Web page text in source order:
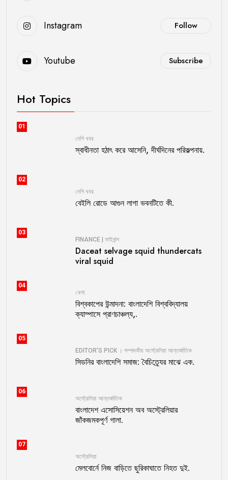
Instagram Follow
Youtube Subscribe
Hot Topics
01
দেশি খবর
স্বাধীনতা হঠাৎ করে আসেনি, দীর্ঘদিনের পরিকল্পনায়.
02
দেশি খবর
বেইলি রোডে আগুন লাগা ভবনটিতে কী.
03
FINANCE | ফাইনান্স
Daceat selvage squid thundercats
viral squid
04
খেলা
বিশ্বকাপের উন্মাদনা: বাংলাদেশি বিশ্ববিদ্যালয়
ক্যাম্পাসে প্রাণচাঞ্চল্য,.
05
EDITOR'S PICK । সম্পাদকীয় অস্ট্রেলিয়া আন্তর্জাতিক
সিডনির বাংলাদেশি সমাজ: বৈচিত্র্যের মাঝে এক.
06
অস্ট্রেলিয়া আন্তর্জাতিক
বাংলাদেশ এসোসিয়েশন অব অস্ট্রেলিয়ার
জাঁকজমকপূর্ণ গালা.
07
অস্ট্রেলিয়া
মেলবোর্নে নিজ বাড়িতে ছুরিকাঘাতে নিহত দুই.